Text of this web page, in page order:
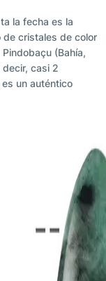
la fecha es la
de cristales de color
(Bahía,
decir, casi 2
un auténtico